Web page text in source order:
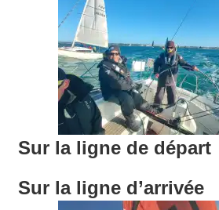
Sur la ligne de départ
Sur la ligne d’arrivée